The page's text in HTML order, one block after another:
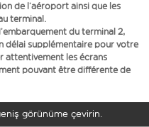
de l’aéroport ainsi que les
terminal.
du terminal 2,
délai supplémentaire pour votre
attentivement les écrans
pouvant être différente de
görünüme çevirin.